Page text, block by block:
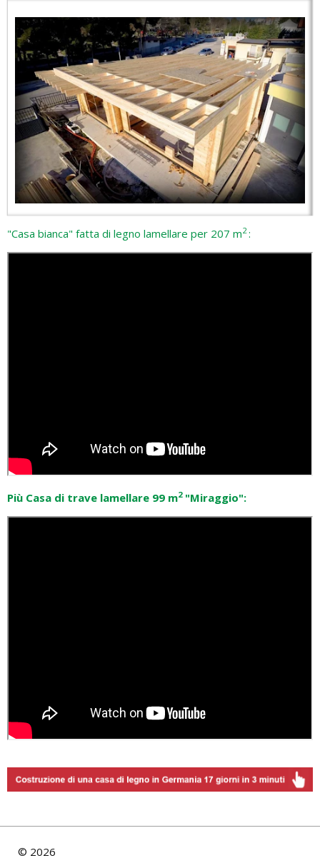
"Casa bianca" fatta di legno lamellare per 207 m2:
Più Casa di trave lamellare 99 m2"Miraggio":
© 2026